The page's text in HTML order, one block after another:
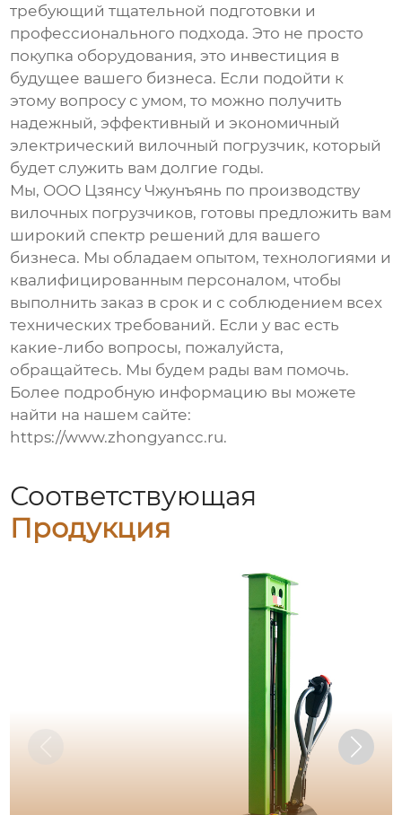
требующий тщательной подготовки и
профессионального подхода. Это не просто
покупка оборудования, это инвестиция в
будущее вашего бизнеса. Если подойти к
этому вопросу с умом, то можно получить
надежный, эффективный и экономичный
электрический вилочный погрузчик, который
будет служить вам долгие годы.
Мы, ООО Цзянсу Чжунъянь по производству
вилочных погрузчиков, готовы предложить вам
широкий спектр решений для вашего
бизнеса. Мы обладаем опытом, технологиями и
квалифицированным персоналом, чтобы
выполнить заказ в срок и с соблюдением всех
технических требований. Если у вас есть
какие-либо вопросы, пожалуйста,
обращайтесь. Мы будем рады вам помочь.
Более подробную информацию вы можете
найти на нашем сайте:
https://www.zhongyancc.ru.
Соответствующая
Продукция